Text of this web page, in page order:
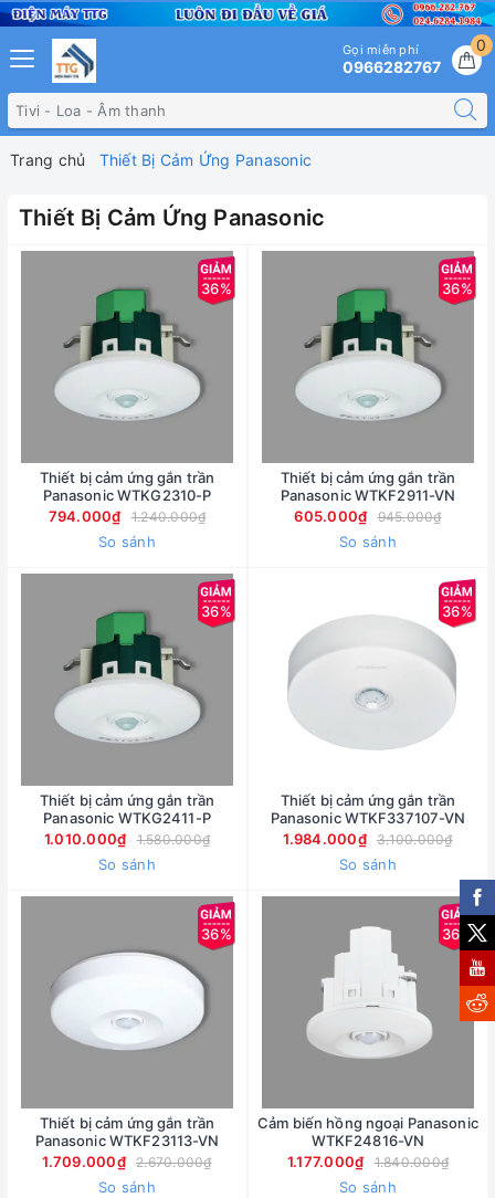
0
Gọi miễn phí
0966282767
Trang chủ Thiết Bị Cảm Ứng Panasonic
Thiết Bị Cảm Ứng Panasonic
36%
Thiết bị cảm ứng gắn trần
Panasonic WTKG2310-P
794.000₫
1.240.000₫
So sánh
36%
Thiết bị cảm ứng gắn trần
Panasonic WTKF2911-VN
605.000₫
945.000₫
So sánh
36%
Thiết bị cảm ứng gắn trần
Panasonic WTKG2411-P
1.010.000₫
1.580.000₫
So sánh
36%
Thiết bị cảm ứng gắn trần
Panasonic WTKF337107-VN
1.984.000₫
3.100.000₫
So sánh
36%
Thiết bị cảm ứng gắn trần
Panasonic WTKF23113-VN
1.709.000₫
2.670.000₫
So sánh
36%
Cảm biến hồng ngoại Panasonic
WTKF24816-VN
1.177.000₫
1.840.000₫
So sánh